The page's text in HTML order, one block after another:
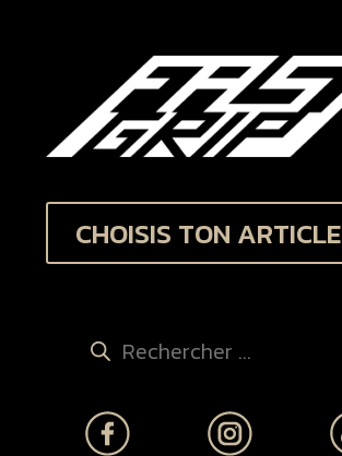
CHOISIS TON ARTICLE
produits